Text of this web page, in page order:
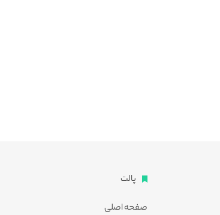
پالت
صفحه اصلی